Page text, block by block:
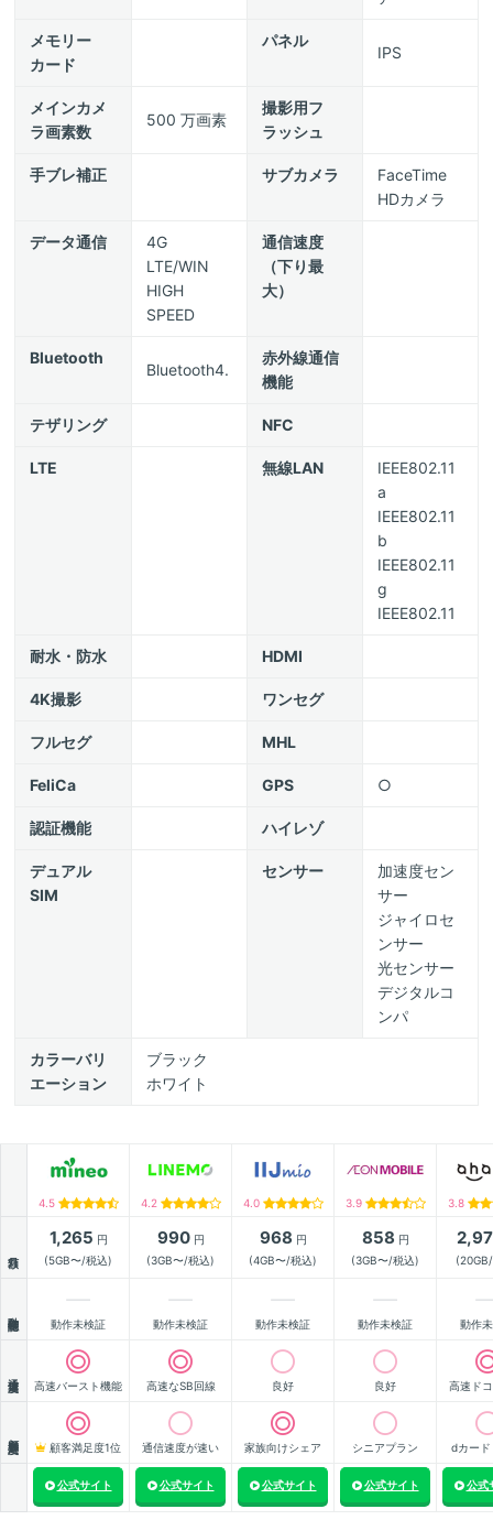
メモリー
カード
パネル
IPS
メインカメ
ラ画素数
500 万画素
撮影用フ
ラッシュ
手ブレ補正 サブカメラ
FaceTime
HDカメラ
データ通信
4G
LTE/WIN
HIGH
SPEED
通信速度
（下り最
大）
Bluetooth
Bluetooth4.
赤外線通信
機能
テザリング NFC
LTE 無線LAN
IEEE802.11
a
IEEE802.11
b
IEEE802.11
g
IEEE802.11
耐水・防水 HDMI
4K撮影 ワンセグ
フルセグ MHL
FeliCa GPS ○
認証機能 ハイレゾ
デュアル
SIM
センサー
加速度セン
サー
ジャイロセ
ンサー
光センサー
デジタルコ
ンパ
カラーバリ
エーション
ブラック
ホワイト
4.5 4.2 4.0 3.9 3.8
1,265 円
(5GB〜/税込)
990円
(3GB〜/税込)
968 円
(4GB〜/税込)
858 円
(3GB〜/税込)
動作未検証 動作未検証 動作未検証 動作未検証 動作
高速バースト機能 高速なSB回線 良好 良好 高速ド
顧客満足度1位 通信速度が速い 家族向けシェア シニアプラン dカード
公式サイト 公式サイト 公式サイト 公式サイト 公式